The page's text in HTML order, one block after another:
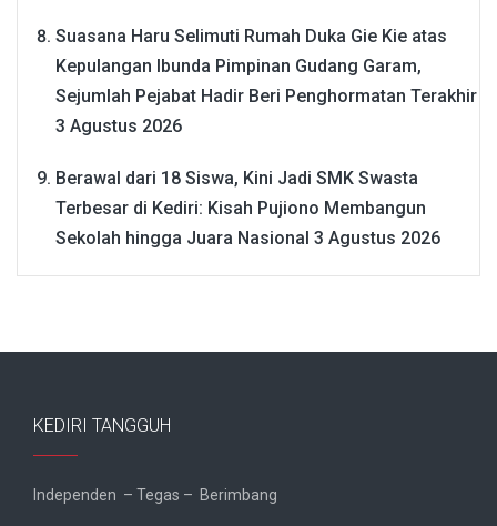
Suasana Haru Selimuti Rumah Duka Gie Kie atas
Kepulangan Ibunda Pimpinan Gudang Garam,
Sejumlah Pejabat Hadir Beri Penghormatan Terakhir
3 Agustus 2026
Berawal dari 18 Siswa, Kini Jadi SMK Swasta
Terbesar di Kediri: Kisah Pujiono Membangun
Sekolah hingga Juara Nasional 3 Agustus 2026
KEDIRI TANGGUH
Independen – Tegas – Berimbang